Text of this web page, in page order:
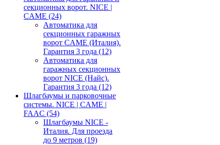
секционных ворот. NICE |
CAME (24)
Автоматика для
секционных гаражных
ворот CAME (Италия).
Гарантия 3 года (12)
Автоматика для
гаражных секционных
ворот NICE (Найс).
Гарантия 3 года (12)
Шлагбаумы и парковочные
системы. NICE | CAME |
FAAC (54)
Шлагбаумы NICE -
Италия. Для проезда
до 9 метров (19)